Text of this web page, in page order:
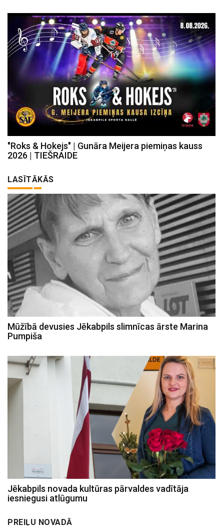
"Roks & Hokejs" | Gunāra Meijera piemiņas kauss
2026 | TIEŠRAIDE
LASĪTĀKĀS
Mūžībā devusies Jēkabpils slimnīcas ārste Marina
Pumpiša
Jēkabpils novada kultūras pārvaldes vadītāja
iesniegusi atlūgumu
PREIĻU NOVADĀ